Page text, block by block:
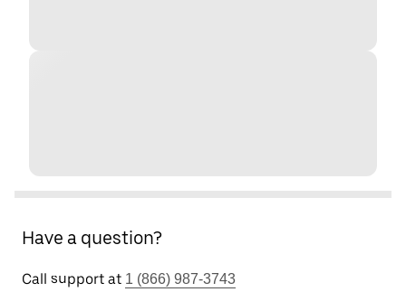
Have a question?
Call support at 1 (866) 987-3743